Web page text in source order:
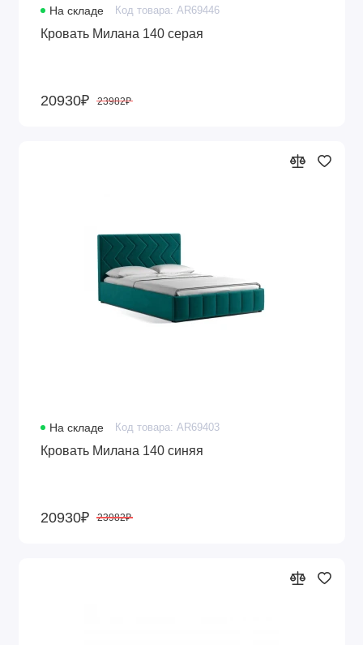
На складе Код товара: AR69446
Кровать Милана 140 серая
20930₽ 23982₽
На складе Код товара: AR69403
Кровать Милана 140 синяя
20930₽ 23982₽